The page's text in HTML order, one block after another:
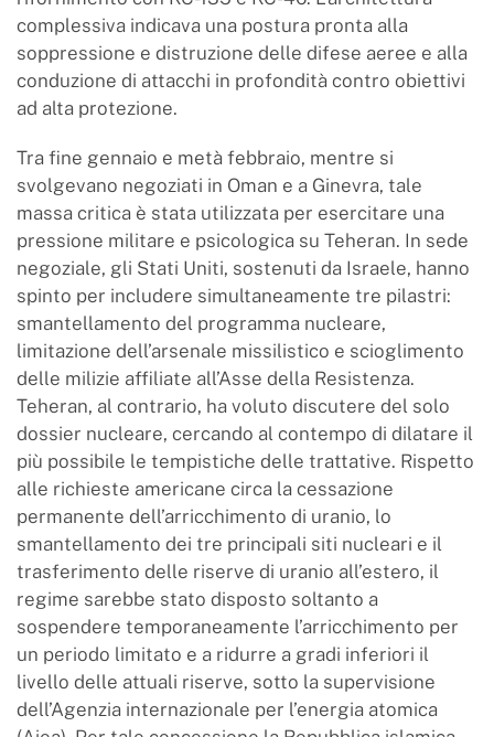
complessiva indicava una postura pronta alla
soppressione e distruzione delle difese aeree e alla
conduzione di attacchi in profondità contro obiettivi
ad alta protezione.
Tra fine gennaio e metà febbraio, mentre si
svolgevano negoziati in Oman e a Ginevra, tale
massa critica è stata utilizzata per esercitare una
pressione militare e psicologica su Teheran. In sede
negoziale, gli Stati Uniti, sostenuti da Israele, hanno
spinto per includere simultaneamente tre pilastri:
smantellamento del programma nucleare,
limitazione dell’arsenale missilistico e scioglimento
delle milizie affiliate all’Asse della Resistenza.
Teheran, al contrario, ha voluto discutere del solo
dossier nucleare, cercando al contempo di dilatare il
più possibile le tempistiche delle trattative. Rispetto
alle richieste americane circa la cessazione
permanente dell’arricchimento di uranio, lo
smantellamento dei tre principali siti nucleari e il
trasferimento delle riserve di uranio all’estero, il
regime sarebbe stato disposto soltanto a
sospendere temporaneamente l’arricchimento per
un periodo limitato e a ridurre a gradi inferiori il
livello delle attuali riserve, sotto la supervisione
dell’Agenzia internazionale per l’energia atomica